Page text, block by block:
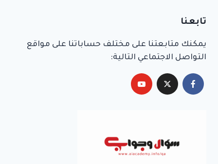
تابعنا
يمكنك متابعتنا على مختلف حساباتنا على مواقع
التواصل الاجتماعي التالية: